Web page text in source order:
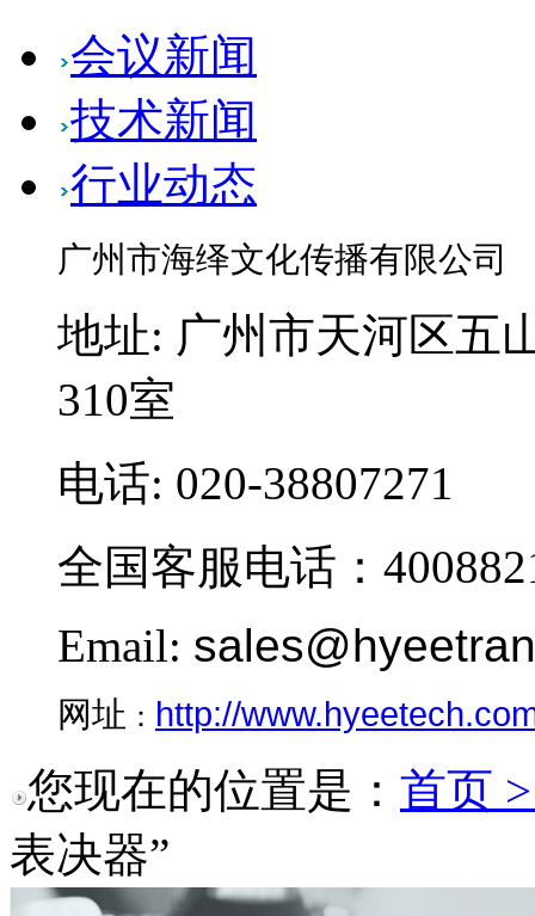
会议新闻
技术新闻
行业动态
广州市海绎文化传播有限公司
地址: 广州市天河区五
310室
电话: 020-38807271
全国客服电话：
Email:
网址 ： http://
您现在的位置是： 首页
表决器”